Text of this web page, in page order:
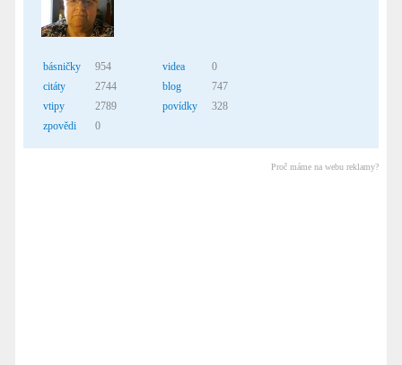
básničky
954
citáty
2744
vtipy
2789
zpovědi
0
videa
0
blog
747
povídky
328
Proč máme na webu reklamy?